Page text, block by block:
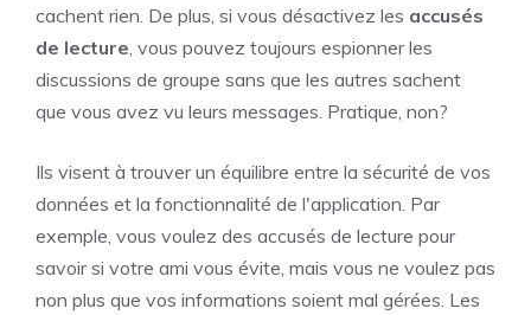
cachent rien. De plus, si vous désactivez les accusés
de lecture , vous pouvez toujours espionner les
discussions de groupe sans que les autres sachent
que vous avez vu leurs messages. Pratique, non?
Ils visent à trouver un équilibre entre la sécurité de vos
données et la fonctionnalité de l'application. Par
exemple, vous voulez des accusés de lecture pour
savoir si votre ami vous évite, mais vous ne voulez pas
non plus que vos informations soient mal gérées. Les